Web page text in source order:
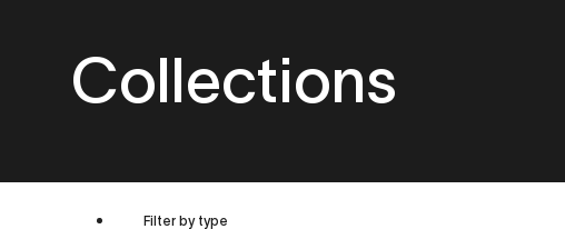
Collections
Filter by type